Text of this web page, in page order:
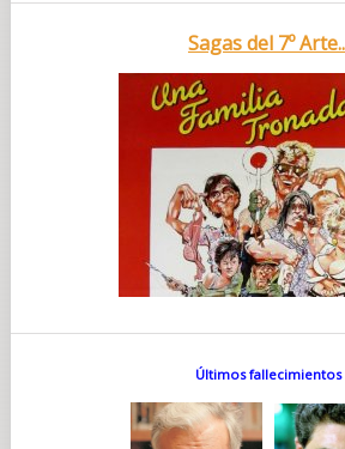
Sagas del 7º
Últimos fallecimientos